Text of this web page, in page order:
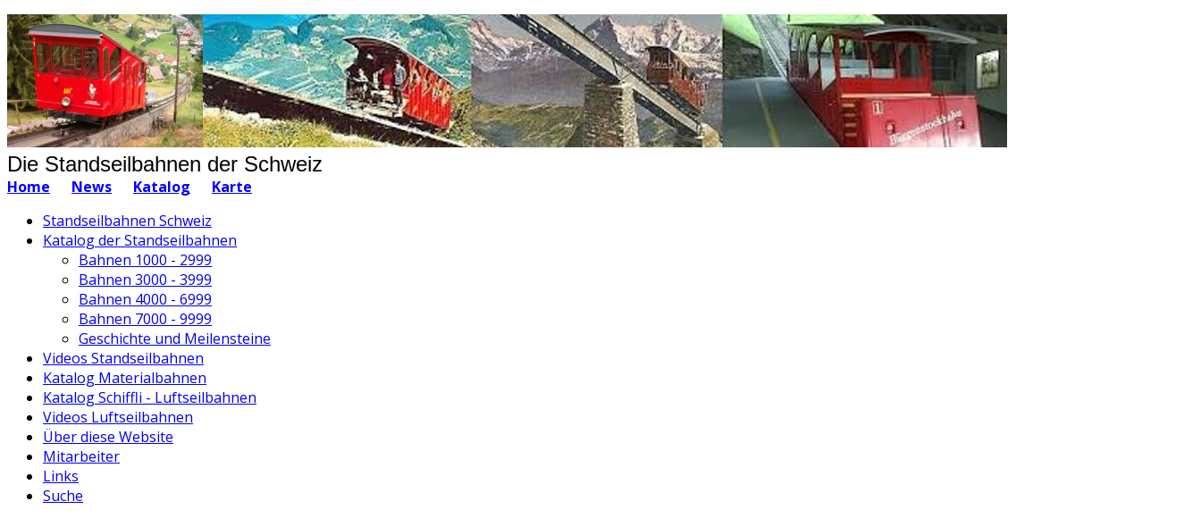
Die Standseilbahnen der Schweiz
Home News Katalog
Karte
Standseilbahnen Schweiz
Katalog der Standseilbahnen
Bahnen 1000 - 2999
Bahnen 3000 - 3999
Bahnen 4000 - 6999
Bahnen 7000 - 9999
Geschichte und Meilensteine
Videos Standseilbahnen
Katalog Materialbahnen
Katalog Schiffli - Luftseilbahnen
Videos Luftseilbahnen
Über diese Website
Mitarbeiter
Links
Suche